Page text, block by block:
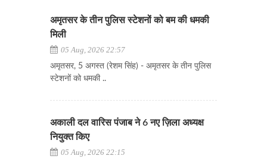
अमृतसर के तीन पुलिस स्टेशनों को बम की धमकी
मिली
05 Aug, 2026 22:57
अमृतसर, 5 अगस्त (रेशम सिंह) - अमृतसर के तीन पुलिस
स्टेशनों को धमकी ..
अकाली दल वारिस पंजाब ने 6 नए ज़िला अध्यक्ष
नियुक्त किए
05 Aug, 2026 22:15